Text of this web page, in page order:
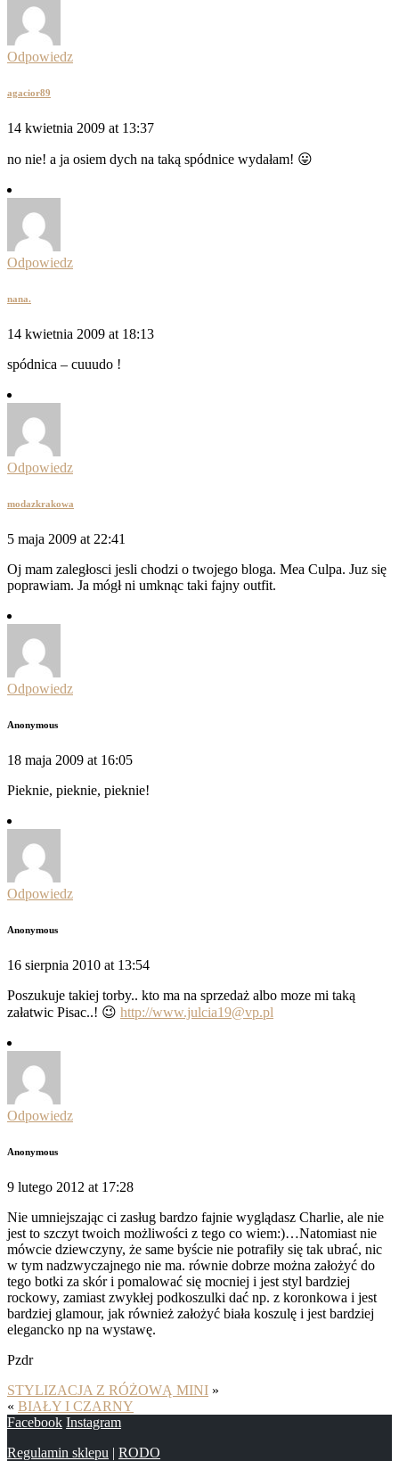
Odpowiedz
agacior89
14 kwietnia 2009 at 13:37
no nie! a ja osiem dych na taką spódnice wydałam! 😛
Odpowiedz
nana.
14 kwietnia 2009 at 18:13
spódnica – cuuudo !
Odpowiedz
modazkrakowa
5 maja 2009 at 22:41
Oj mam zaległosci jesli chodzi o twojego bloga. Mea Culpa. Juz się
poprawiam. Ja mógł ni umknąc taki fajny outfit.
Odpowiedz
Anonymous
18 maja 2009 at 16:05
Pieknie, pieknie, pieknie!
Odpowiedz
Anonymous
16 sierpnia 2010 at 13:54
Poszukuje takiej torby.. kto ma na sprzedaż albo moze mi taką
załatwic Pisac..! 😉 http://www.julcia19@vp.pl
Odpowiedz
Anonymous
9 lutego 2012 at 17:28
Nie umniejszając ci zasług bardzo fajnie wyglądasz Charlie, ale nie
jest to szczyt twoich możliwości z tego co wiem:)…Natomiast nie
mówcie dziewczyny, że same byście nie potrafiły się tak ubrać, nic
w tym nadzwyczajnego nie ma. równie dobrze można założyć do
tego botki za skór i pomalować się mocniej i jest styl bardziej
rockowy, zamiast zwykłej podkoszulki dać np. z koronkowa i jest
bardziej glamour, jak również założyć biała koszulę i jest bardziej
elegancko np na wystawę.
Pzdr
STYLIZACJA Z RÓŻOWĄ MINI »
« BIAŁY I CZARNY
Facebook Instagram
Regulamin sklepu | RODO